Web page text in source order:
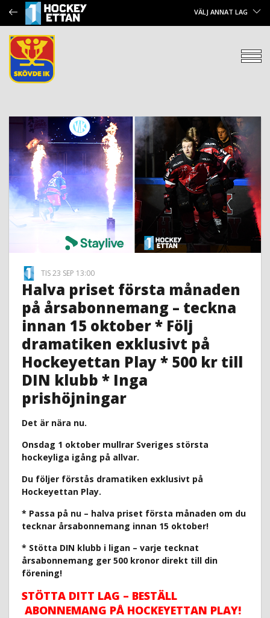
VÄLJ ANNAT LAG
TIS 23 SEP 13:00
Halva priset första månaden
på årsabonnemang – teckna
innan 15 oktober * Följ
dramatiken exklusivt på
Hockeyettan Play * 500 kr till
DIN klubb * Inga
prishöjningar
Det är nära nu.
Onsdag 1 oktober mullrar Sveriges största
hockeyliga igång på allvar.
Du följer förstås dramatiken exklusivt på
Hockeyettan Play.
* Passa på nu – halva priset första månaden om du
tecknar årsabonnemang innan 15 oktober!
* Stötta DIN klubb i ligan – varje tecknat
årsabonnemang ger 500 kronor direkt till din
förening!
STÖTTA DITT LAG – BESTÄLL
ABONNEMANG PÅ HOCKEYETTAN PLAY!